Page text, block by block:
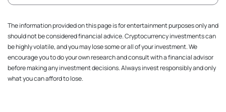
The information provided on this page is for entertainment purposes only and
should not be considered financial advice. Cryptocurrency investments can
be highly volatile, and you may lose some or all of your investment. We
encourage you to do your own research and consult with a financial advisor
before making any investment decisions. Always invest responsibly and only
what you can afford to lose.